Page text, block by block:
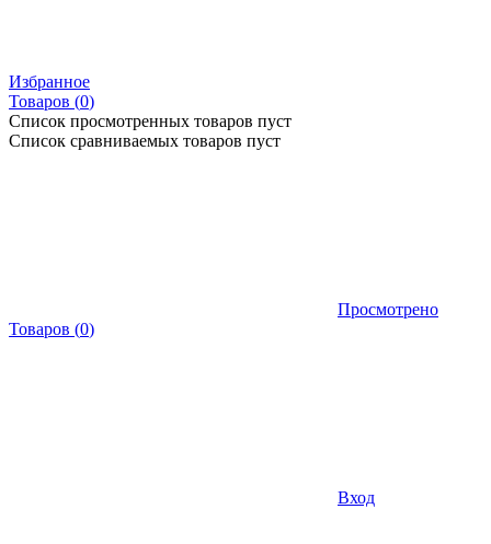
Избранное
Товаров (0)
Список просмотренных товаров пуст
Список сравниваемых товаров пуст
Просмотрено
Товаров (0)
Вход